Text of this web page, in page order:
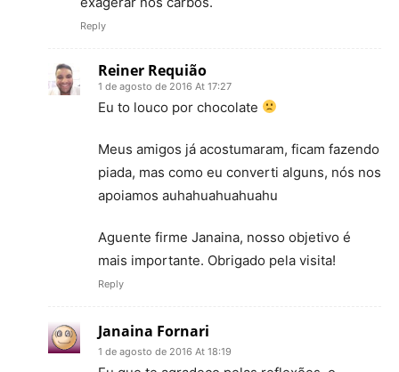
Reply
Reiner Requião
1 de agosto de 2016 At 17:27
Eu to louco por chocolate
Meus amigos já acostumaram, ficam fazendo
piada, mas como eu converti alguns, nós nos
apoiamos auhahuahuahuahu
Aguente firme Janaina, nosso objetivo é
mais importante. Obrigado pela visita!
Reply
Janaina Fornari
1 de agosto de 2016 At 18:19